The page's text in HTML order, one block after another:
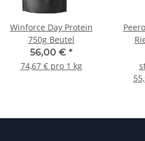
Winforce Day Protein
750g Beutel
56,00 € *
74,67 € pro 1 kg